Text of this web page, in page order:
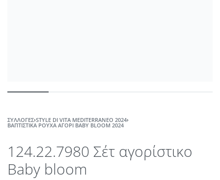
ΣΥΛΛΟΓΈΣ›STYLE DI VITA MEDITERRANEO 2024›
ΒΑΠΤΙΣΤΙΚΆ ΡΟΎΧΑ ΑΓΌΡΙ ΒABY ΒLOOM 2024
124.22.7980 Σέτ αγορίστικο
Baby bloom